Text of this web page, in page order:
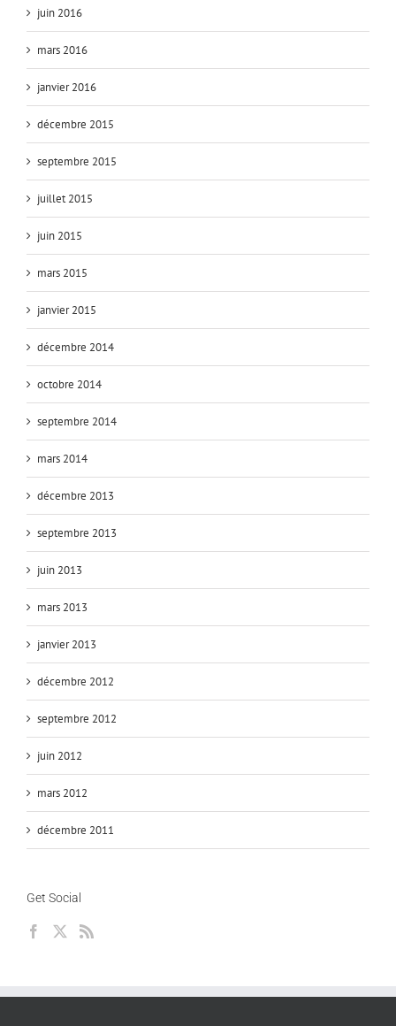
juin 2016
mars 2016
janvier 2016
décembre 2015
septembre 2015
juillet 2015
juin 2015
mars 2015
janvier 2015
décembre 2014
octobre 2014
septembre 2014
mars 2014
décembre 2013
septembre 2013
juin 2013
mars 2013
janvier 2013
décembre 2012
septembre 2012
juin 2012
mars 2012
décembre 2011
Get Social